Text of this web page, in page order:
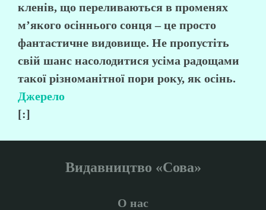
кленів, що переливаються в променях
м’якого осіннього сонця – це просто
фантастичне видовище. Не пропустіть
свій шанс насолодитися усіма радощами
такої різноманітної пори року, як осінь.
Джерело
[:]
Видавництво «Сова»
О нас